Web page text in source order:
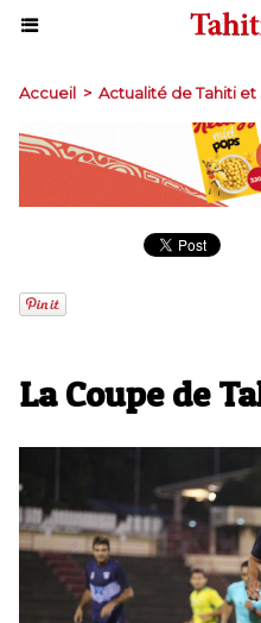
Accueil > Actualité de Tahiti et
La Coupe de